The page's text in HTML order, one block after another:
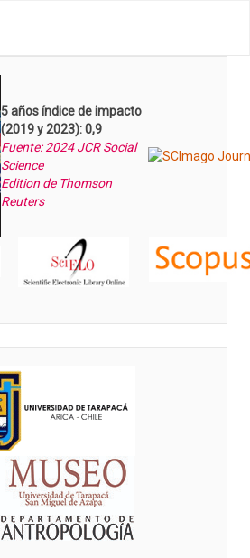
5 años índice de impacto
(2019 y 2023): 0,9
Fuente: 2024 JCR Social
Science
Edition de Thomson
Reuters